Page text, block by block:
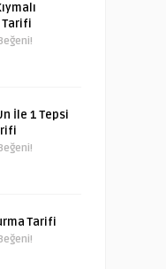
Tarifi
İle 1 Tepsi
Tarifi